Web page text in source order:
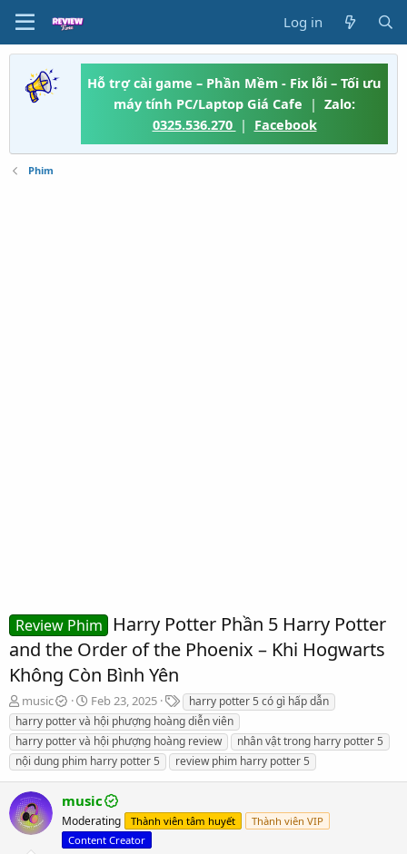
Log in
Hỗ trợ cài game – Phần Mềm - Fix lỗi – Tối ưu
máy tính PC/Laptop Giá Cafe | Zalo:
0325.536.270 | Facebook
Phim
Review Phim
Harry Potter Phần 5 Harry Potter
and the Order of the Phoenix – Khi Hogwarts
Không Còn Bình Yên
T
h
r
e
a
d
s
t
a
music
S
t
a
r
t
d
a
e
Feb 23, 2025
T
a
g
s
harry potter 5 có gì hấp dẫn
harry potter và hội phượng hoàng diễn viên
harry potter và hội phượng hoàng review
nhân vật trong harry potter 5
nội dung phim harry potter 5
review phim harry potter 5
music
Moderating Thành viên tâm huyết
Thành viên VIP
Content Creator